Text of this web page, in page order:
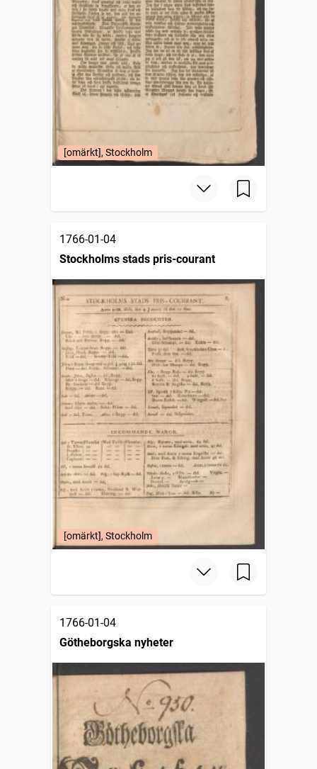
[omärkt], Stockholm
1766-01-04
Stockholms stads pris-courant
[omärkt], Stockholm
1766-01-04
Götheborgska nyheter